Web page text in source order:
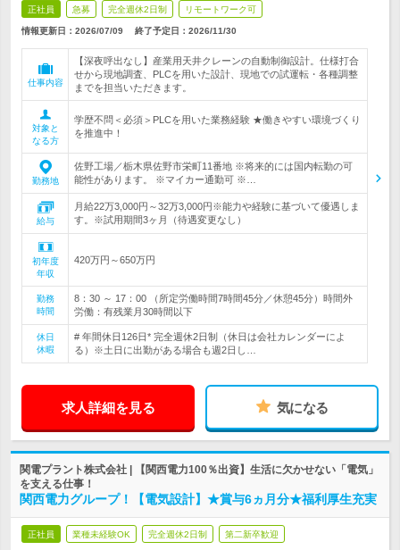
正社員 急募 完全週休2日制 リモートワーク可
情報更新日：2026/07/09 終了予定日： 2026/11/30
仕事内容
【深夜呼出なし】産業用天井クレーンの自動制御設計。仕様打合
せから現地調査、PLCを用いた設計、現地での試運転・各種調整
までを担当いただきます。
対象と
なる方
学歴不問＜必須＞PLCを用いた業務経験 ★働きやすい環境づくり
を推進中！
勤務地
佐野工場／栃木県佐野市栄町11番地 ※将来的には国内転勤の可
能性があります。 ※マイカー通勤可 ※…
給与
月給22万3,000円～32万3,000円※能力や経験に基づいて優遇しま
す。※試用期間3ヶ月（待遇変更なし）
初年度
年収
420万円～650万円
勤務
時間
8：30 ～ 17：00 （所定労働時間7時間45分／休憩45分）時間外
労働：有残業月30時間以下
休日
休暇
# 年間休日126日* 完全週休2日制（休日は会社カレンダーによ
る）※土日に出勤がある場合も週2日し…
求人詳細を見る 気になる
関電プラント株式会社 | 【関西電力100％出資】生活に欠かせない「電気」
を支える仕事！
関西電力グループ！【電気設計】★賞与6ヵ月分★福利厚生充実
正社員 業種未経験OK 完全週休2日制 第二新卒歓迎